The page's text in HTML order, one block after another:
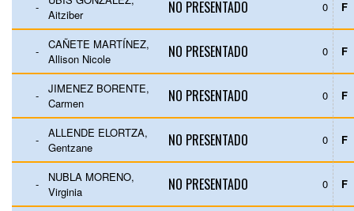
-
Aitziber
NO PRESENTADO 0 F
-
CAÑETE MARTÍNEZ,
Allison Nicole
NO PRESENTADO 0 F
-
JIMENEZ BORENTE,
Carmen
NO PRESENTADO 0 F
-
ALLENDE ELORTZA,
Gentzane
NO PRESENTADO 0 F
-
NUBLA MORENO,
Virginia
NO PRESENTADO 0 F